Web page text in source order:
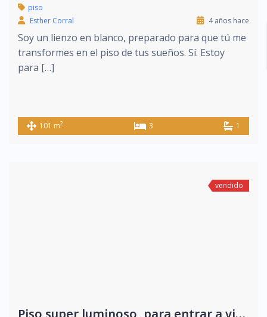
piso
Esther Corral
4 años hace
Soy un lienzo en blanco, preparado para que tú me
transformes en el piso de tus sueños. Sí. Estoy
para […]
101 m2 3 1
vendido